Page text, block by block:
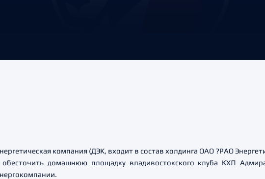
компания (ДЭК, входит в состав холдинга ОАО ?РАО
домашнюю площадку владивостокского клуба КХЛ